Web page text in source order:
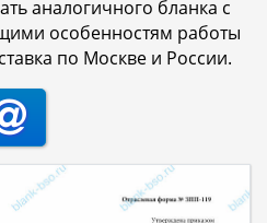
аналогичного бланка с
особенностям работы
по Москве и России.